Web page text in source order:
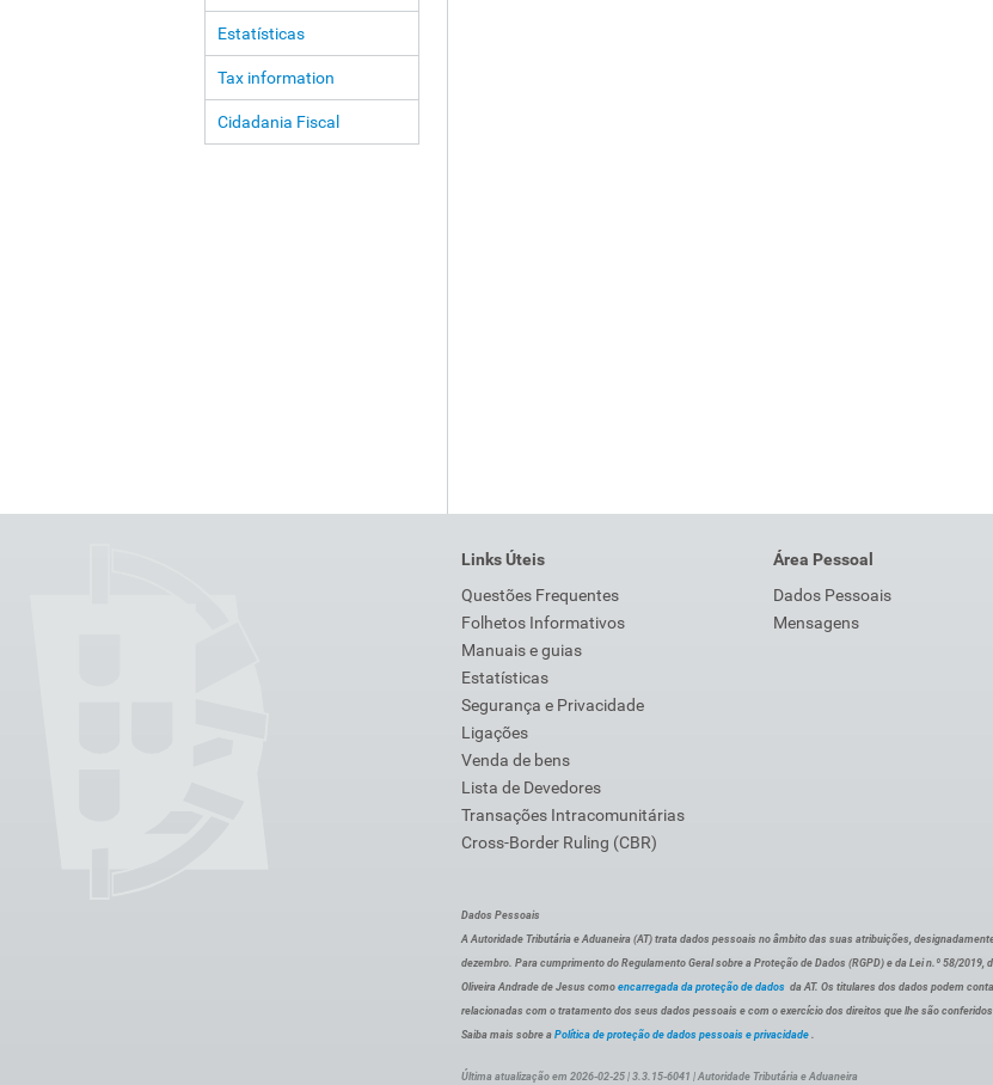
Estatísticas
Tax information
Cidadania Fiscal
Links Úteis
Questões Frequentes
Folhetos Informativos
Manuais e guias
Estatísticas
Segurança e Privacidade
Ligações
Venda de bens
Lista de Devedores
Transações Intracomunitárias
Cross-Border Ruling (CBR)
Área Pessoal
Dados Pessoais
Mensagens
Dados Pessoais
A Autoridade Tributária e Aduaneira (AT) trata dados pessoais no âmbito das suas atribuições,
dezembro. Para cumprimento do Regulamento Geral sobre a Proteção de Dados (RGPD) e da Lei n.º 58/
Oliveira Andrade de Jesus como encarregada da proteção de dados da AT. Os titulares dos dados podem
relacionadas com o tratamento dos seus dados pessoais e com o exercício dos direitos que lhe são
Saiba mais sobre a Política de proteção de dados pessoais e privacidade .
Última atualização em 2026-02-25 | 3.3.15-6041 | Autoridade Tributária e Aduaneira